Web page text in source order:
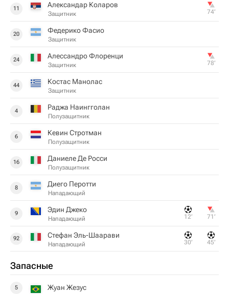
11 Александaр Коларов
Защитник 74‎’‎
20 Федерико Фасио
Защитник
24 Алессандро Флоренци
Защитник 78‎’‎
44 Костас Манолас
Защитник
4 Раджа Наингголан
Полузащитник
6 Кевин Стротман
Полузащитник
16 Даниеле Де Росси
Полузащитник
8 Диего Перотти
Нападающий
9 Эдин Джеко
Нападающий 12‎’‎ 71‎’‎
92 Стефан Эль-Шаарави
Нападающий 30‎’‎ 45‎’‎
Запасные
5 Жуан Жезус